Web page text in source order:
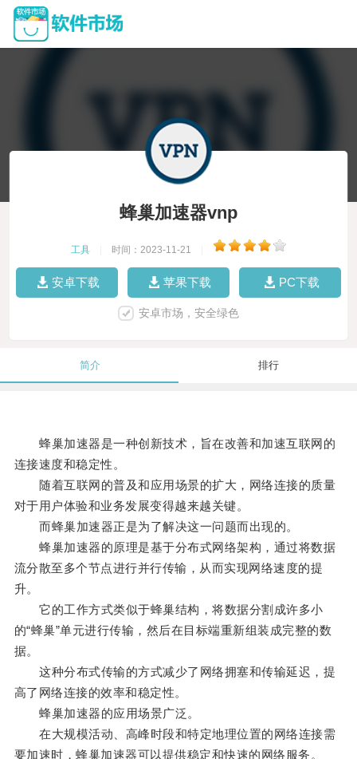
蜂巢加速器vnp
工具 时间：2023-11-21
安卓下载 苹果下载 PC下载
安卓市场，安全绿色
简介 排行
蜂巢加速器是一种创新技术，旨在改善和加速互联网的
连接速度和稳定性。
随着互联网的普及和应用场景的扩大，网络连接的质量
对于用户体验和业务发展变得越来越关键。
而蜂巢加速器正是为了解决这一问题而出现的。
蜂巢加速器的原理是基于分布式网络架构，通过将数据
流分散至多个节点进行并行传输，从而实现网络速度的提
升。
它的工作方式类似于蜂巢结构，将数据分割成许多小
的“蜂巢”单元进行传输，然后在目标端重新组装成完整的数
据。
这种分布式传输的方式减少了网络拥塞和传输延迟，提
高了网络连接的效率和稳定性。
蜂巢加速器的应用场景广泛。
在大规模活动、高峰时段和特定地理位置的网络连接需
要加速时，蜂巢加速器可以提供稳定和快速的网络服务。